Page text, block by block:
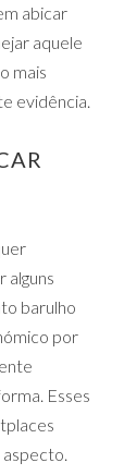
abicar
aquele
mais
evidência.
alguns
barulho
por
Esses
aspecto.